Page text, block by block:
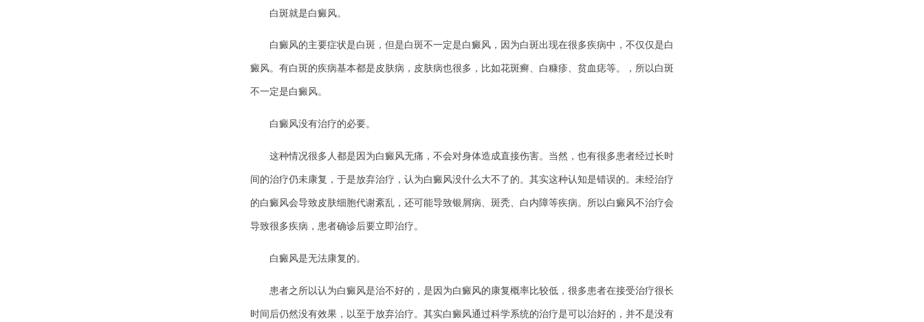
白斑就是白癜风。
白癜风的主要症状是白斑，但是白斑不一定是白癜风，因为白斑出现在很多疾病中，不仅仅是白
癜风。有白斑的疾病基本都是皮肤病，皮肤病也很多，比如花斑癣、白糠疹、贫血痣等。，所以白斑
不一定是白癜风。
白癜风没有治疗的必要。
这种情况很多人都是因为白癜风无痛，不会对身体造成直接伤害。当然，也有很多患者经过长时
间的治疗仍未康复，于是放弃治疗，认为白癜风没什么大不了的。其实这种认知是错误的。未经治疗
的白癜风会导致皮肤细胞代谢紊乱，还可能导致银屑病、斑秃、白内障等疾病。所以白癜风不治疗会
导致很多疾病，患者确诊后要立即治疗。
白癜风是无法康复的。
患者之所以认为白癜风是治不好的，是因为白癜风的康复概率比较低，很多患者在接受治疗很长
时间后仍然没有效果，以至于放弃治疗。其实白癜风通过科学系统的治疗是可以治好的，并不是没有